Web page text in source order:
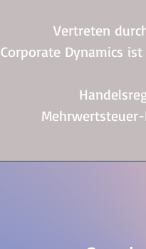
Vertreten
Corporate Dynamics